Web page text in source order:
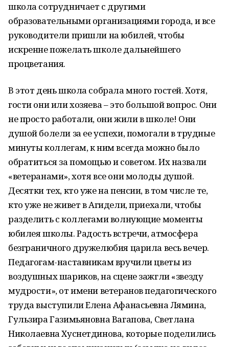
школа сотрудничает с другими
образовательными организациями города, и все
руководители пришли на юбилей, чтобы
искренне пожелать школе дальнейшего
процветания.
В этот день школа собрала много гостей. Хотя,
гости они или хозяева – это большой вопрос. Они
не просто работали, они жили в школе! Они
душой болели за ее успехи, помогали в трудные
минуты коллегам, к ним всегда можно было
обратиться за помощью и советом. Их назвали
«ветеранами», хотя все они молоды душой.
Десятки тех, кто уже на пенсии, в том числе те,
кто уже не живет в Агидели, приехали, чтобы
разделить с коллегами волнующие моменты
юбилея школы. Радость встречи, атмосфера
безграничного дружелюбия царила весь вечер.
Педагогам-наставникам вручили цветы из
воздушных шариков, на сцене зажгли «звезду
мудрости», от имени ветеранов педагогического
труда выступили Елена Афанасьевна Лямина,
Гульзира Газимьяновна Вагапова, Светлана
Николаевна Хуснетдинова, которые поделились